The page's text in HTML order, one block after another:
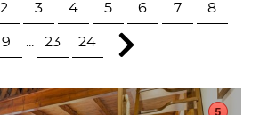
2 3 4 5 6 7 8
9 23 24